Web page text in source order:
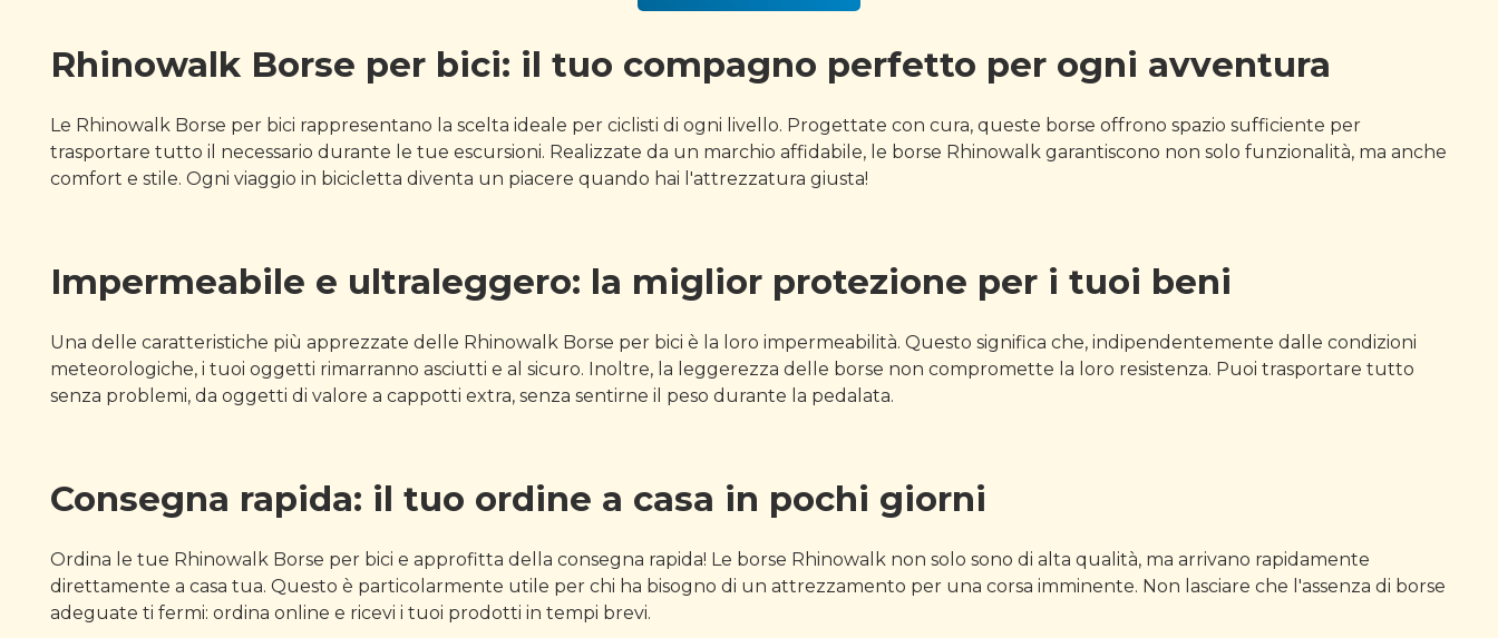
Rhinowalk Borse per bici: il tuo compagno perfetto per ogni avventura
Le Rhinowalk Borse per bici rappresentano la scelta ideale per ciclisti di ogni livello. Progettate con cura, queste borse offrono spazio sufficiente per
trasportare tutto il necessario durante le tue escursioni. Realizzate da un marchio affidabile, le borse Rhinowalk garantiscono non solo funzionalità, ma anche
comfort e stile. Ogni viaggio in bicicletta diventa un piacere quando hai l'attrezzatura giusta!
Impermeabile e ultraleggero: la miglior protezione per i tuoi beni
Una delle caratteristiche più apprezzate delle Rhinowalk Borse per bici è la loro impermeabilità. Questo significa che, indipendentemente dalle condizioni
meteorologiche, i tuoi oggetti rimarranno asciutti e al sicuro. Inoltre, la leggerezza delle borse non compromette la loro resistenza. Puoi trasportare tutto
senza problemi, da oggetti di valore a cappotti extra, senza sentirne il peso durante la pedalata.
Consegna rapida: il tuo ordine a casa in pochi giorni
Ordina le tue Rhinowalk Borse per bici e approfitta della consegna rapida! Le borse Rhinowalk non solo sono di alta qualità, ma arrivano rapidamente
direttamente a casa tua. Questo è particolarmente utile per chi ha bisogno di un attrezzamento per una corsa imminente. Non lasciare che l'assenza di borse
adeguate ti fermi: ordina online e ricevi i tuoi prodotti in tempi brevi.